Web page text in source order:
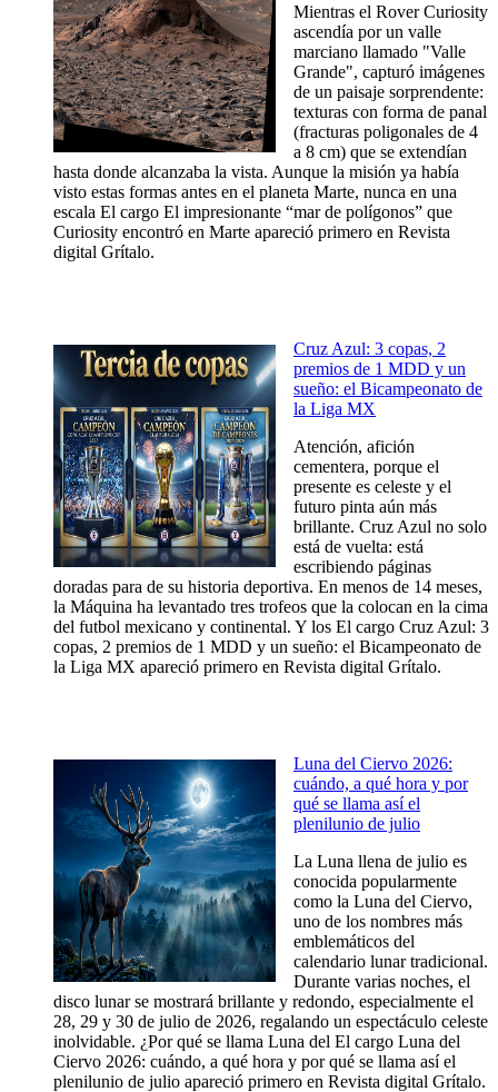
Mientras el Rover Curiosity
ascendía por un valle
marciano llamado "Valle
Grande", capturó imágenes
de un paisaje sorprendente:
texturas con forma de panal
(fracturas poligonales de 4
a 8 cm) que se extendían
hasta donde alcanzaba la vista. Aunque la misión ya había
visto estas formas antes en el planeta Marte, nunca en una
escala El cargo El impresionante “mar de polígonos” que
Curiosity encontró en Marte apareció primero en Revista
digital Grítalo.
Cruz Azul: 3 copas, 2
premios de 1 MDD y un
sueño: el Bicampeonato de
la Liga MX
Atención, afición
cementera, porque el
presente es celeste y el
futuro pinta aún más
brillante. Cruz Azul no solo
está de vuelta: está
escribiendo páginas
doradas para de su historia deportiva. En menos de 14 meses,
la Máquina ha levantado tres trofeos que la colocan en la cima
del futbol mexicano y continental. Y los El cargo Cruz Azul: 3
copas, 2 premios de 1 MDD y un sueño: el Bicampeonato de
la Liga MX apareció primero en Revista digital Grítalo.
Luna del Ciervo 2026:
cuándo, a qué hora y por
qué se llama así el
plenilunio de julio
La Luna llena de julio es
conocida popularmente
como la Luna del Ciervo,
uno de los nombres más
emblemáticos del
calendario lunar tradicional.
Durante varias noches, el
disco lunar se mostrará brillante y redondo, especialmente el
28, 29 y 30 de julio de 2026, regalando un espectáculo celeste
inolvidable. ¿Por qué se llama Luna del El cargo Luna del
Ciervo 2026: cuándo, a qué hora y por qué se llama así el
plenilunio de julio apareció primero en Revista digital Grítalo.